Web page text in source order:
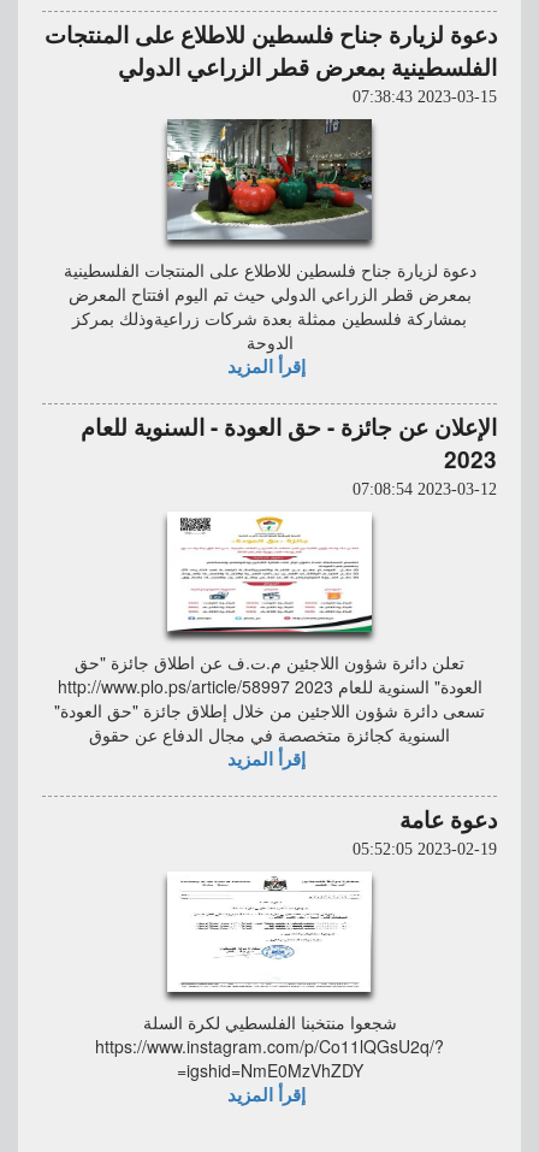
دعوة لزيارة جناح فلسطين للاطلاع على المنتجات
الفلسطينية بمعرض قطر الزراعي الدولي
2023-03-15 07:38:43
دعوة لزيارة جناح فلسطين للاطلاع على المنتجات الفلسطينية
بمعرض قطر الزراعي الدولي حيث تم اليوم افتتاح المعرض
بمشاركة فلسطين ممثلة بعدة شركات زراعيةوذلك بمركز
الدوحة
إقرأ المزيد
الإعلان عن جائزة - حق العودة - السنوية للعام
2023
2023-03-12 07:08:54
تعلن دائرة شؤون اللاجئين م.ت.ف عن اطلاق جائزة "حق
العودة" السنوية للعام 2023 http://www.plo.ps/article/58997
تسعى دائرة شؤون اللاجئين من خلال إطلاق جائزة "حق العودة"
السنوية كجائزة متخصصة في مجال الدفاع عن حقوق
إقرأ المزيد
دعوة عامة
2023-02-19 05:52:05
شجعوا منتخبنا الفلسطيي لكرة السلة
https://www.instagram.com/p/Co11lQGsU2q/?
igshid=NmE0MzVhZDY=
إقرأ المزيد